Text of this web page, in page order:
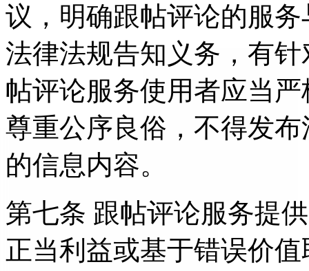
议，明确跟帖评论的服
法律法规告知义务，有
帖评论服务使用者应当
尊重公序良俗，不得发
的信息内容。
第七条 跟帖评论服务提
正当利益或基于错误价